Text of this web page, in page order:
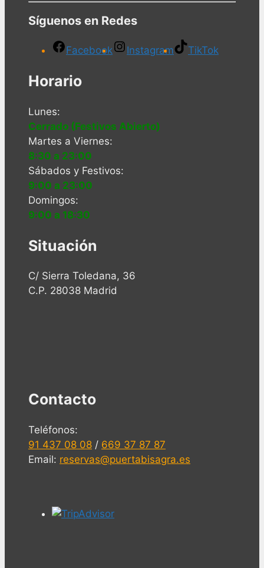
Síguenos en Redes
Facebook Instagram TikTok
Horario
Lunes:
Cerrado (Festivos Abierto)
Martes a Viernes:
8:30 a 23:00
Sábados y Festivos:
9:00 a 23:00
Domingos:
9:00 a 18:30
Situación
C/ Sierra Toledana, 36
C.P. 28038 Madrid
Contacto
Teléfonos:
91 437 08 08 / 669 37 87 87
Email: reservas@puertabisagra.es